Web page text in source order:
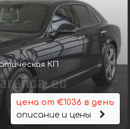
КП
цена от €1036 в день
описание и цены